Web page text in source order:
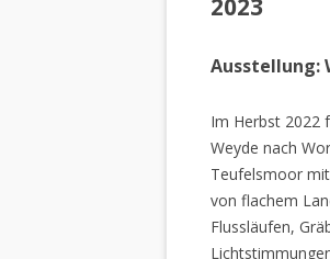
2023
Ausstellung:
Im Herbst 2022
Weyde nach
Teufelsmoor
von flachem
Flussläufen,